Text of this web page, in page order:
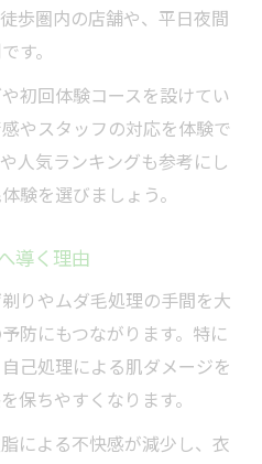
歩圏内の店舗や、平日夜間
す。
初回体験コースを設けてい
やスタッフの対応を体験で
人気ランキングも参考にし
験を選びましょう。
導く理由
りやムダ毛処理の手間を大
防にもつながります。特に
己処理による肌ダメージを
保ちやすくなります。
による不快感が減少し、衣